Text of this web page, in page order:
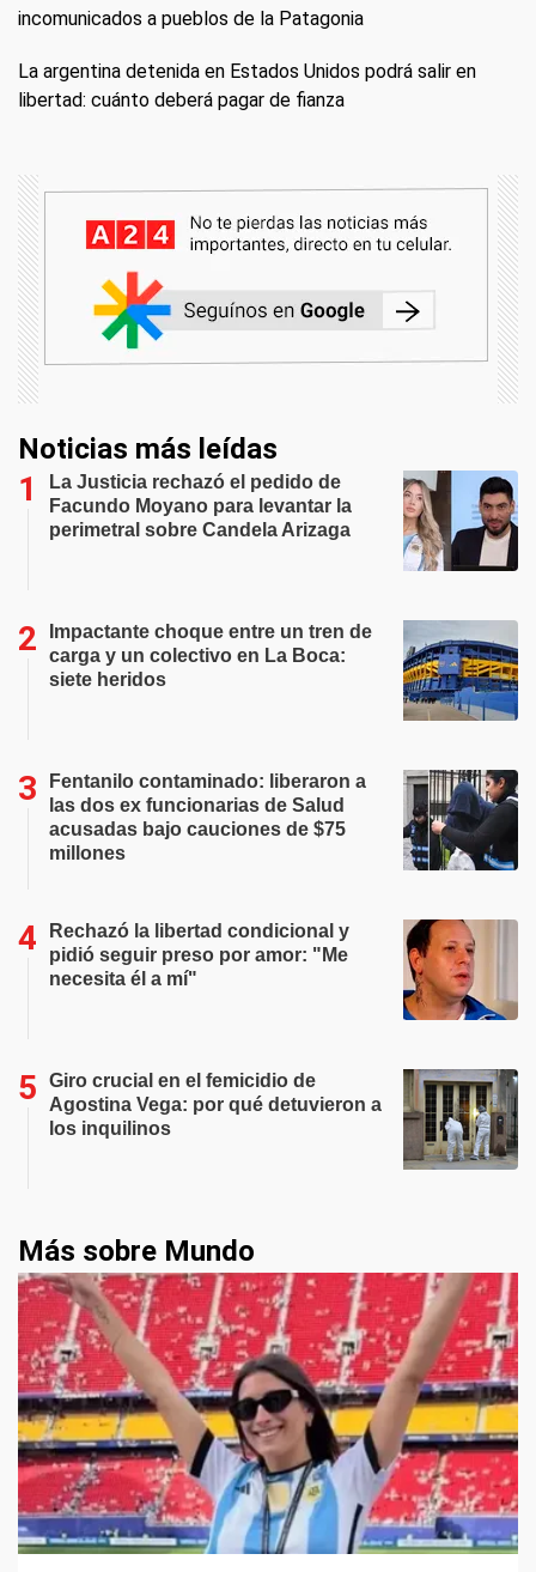
incomunicados a pueblos de la Patagonia
La argentina detenida en Estados Unidos podrá salir en
libertad: cuánto deberá pagar de fianza
Noticias más leídas
La Justicia rechazó el pedido de
Facundo Moyano para levantar la
perimetral sobre Candela Arizaga
Impactante choque entre un tren de
carga y un colectivo en La Boca:
siete heridos
Fentanilo contaminado: liberaron a
las dos ex funcionarias de Salud
acusadas bajo cauciones de $75
millones
Rechazó la libertad condicional y
pidió seguir preso por amor: "Me
necesita él a mí"
Giro crucial en el femicidio de
Agostina Vega: por qué detuvieron a
los inquilinos
Más sobre Mundo